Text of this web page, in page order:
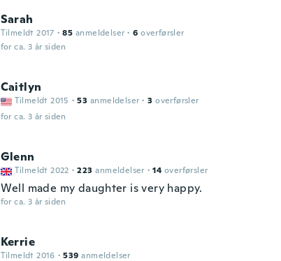
Sarah
Tilmeldt 2017 · 85 anmeldelser · 6 overførsler
for ca. 3 år siden
Caitlyn
Tilmeldt 2015 · 53 anmeldelser · 3 overførsler
for ca. 3 år siden
Glenn
Tilmeldt 2022 · 223 anmeldelser · 14 overførsler
Well made my daughter is very happy.
for ca. 3 år siden
Kerrie
Tilmeldt 2016 · 539 anmeldelser